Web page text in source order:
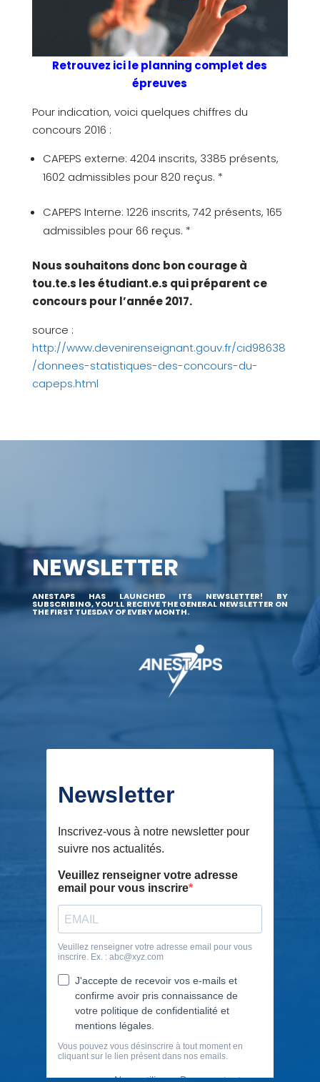
Retrouvez ici le planning complet des
épreuves
Pour indication, voici quelques chiffres du
concours 2016 :
CAPEPS externe: 4204 inscrits, 3385 présents,
1602 admissibles pour 820 reçus. *
CAPEPS Interne: 1226 inscrits, 742 présents, 165
admissibles pour 66 reçus. *
Nous souhaitons donc bon courage à
tou.te.s les étudiant.e.s qui préparent ce
concours pour l’année 2017.
source :
http://www.devenirenseignant.gouv.fr/cid98638
/donnees-statistiques-des-concours-du-
capeps.html
NEWSLETTER
ANESTAPS HAS LAUNCHED ITS NEWSLETTER! BY
SUBSCRIBING, YOU’LL RECEIVE THE GENERAL NEWSLETTER ON
THE FIRST TUESDAY OF EVERY MONTH.